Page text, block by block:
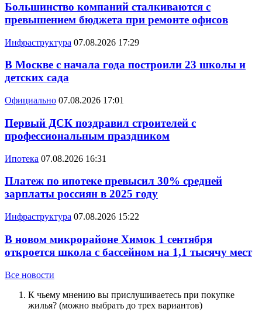
Большинство компаний сталкиваются с
превышением бюджета при ремонте офисов
Инфраструктура 07.08.2026 17:29
В Москве с начала года построили 23 школы и
детских сада
Официально 07.08.2026 17:01
Первый ДСК поздравил строителей с
профессиональным праздником
Ипотека 07.08.2026 16:31
Платеж по ипотеке превысил 30% средней
зарплаты россиян в 2025 году
Инфраструктура 07.08.2026 15:22
В новом микрорайоне Химок 1 сентября
откроется школа с бассейном на 1,1 тысячу мест
Все новости
К чьему мнению вы прислушиваетесь при покупке
жилья? (можно выбрать до трех вариантов)